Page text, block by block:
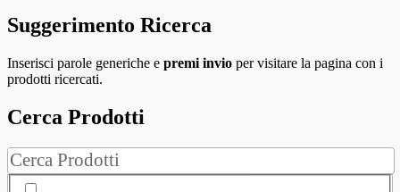
Suggerimento Ricerca
Inserisci parole generiche e premi invio per visitare la pagina con i
prodotti ricercati.
Cerca Prodotti